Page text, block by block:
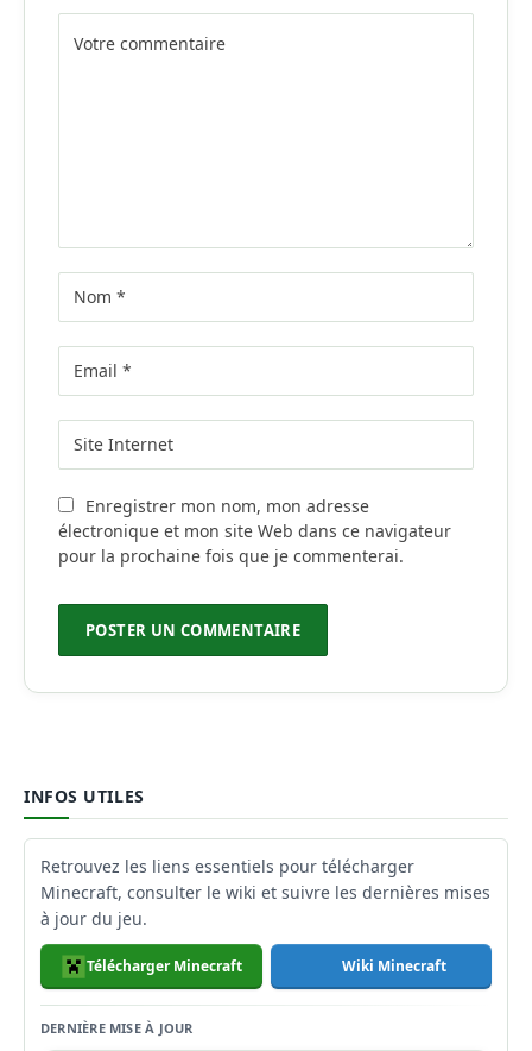
Enregistrer mon nom, mon adresse
électronique et mon site Web dans ce navigateur
pour la prochaine fois que je commenterai.
INFOS UTILES
Retrouvez les liens essentiels pour télécharger
Minecraft, consulter le wiki et suivre les dernières mises
à jour du jeu.
Télécharger Minecraft Wiki Minecraft
DERNIÈRE MISE À JOUR